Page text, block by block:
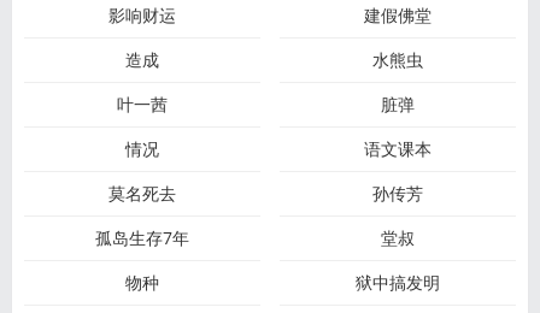
影响财运
建假佛堂
造成
水熊虫
叶一茜
脏弹
情况
语文课本
莫名死去
孙传芳
孤岛生存7年
堂叔
物种
狱中搞发明